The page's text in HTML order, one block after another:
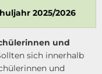
2025/2026
und
sich innerhalb
und